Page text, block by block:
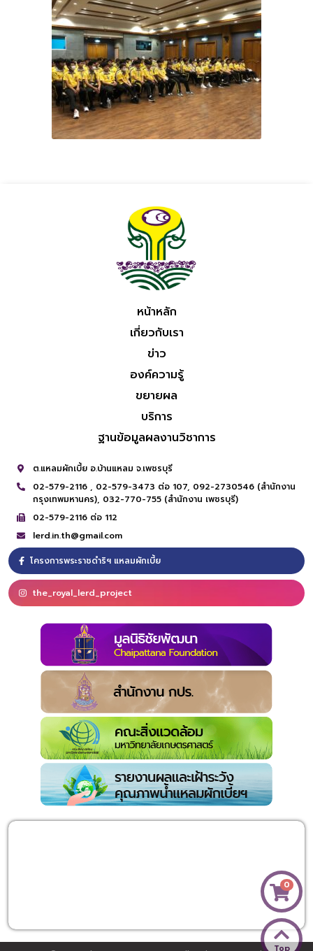
0
Top
หน้าหลัก
เกี่ยวกับเรา
ข่าว
องค์ความรู้
ขยายผล
บริการ
ฐานข้อมูลผลงานวิชาการ
ต.แหลมผักเบี้ย อ.บ้านแหลม จ.เพชรบุรี
02-579-2116 , 02-579-3473 ต่อ 107, 092-2730546 (สำนักงาน
กรุงเทพมหานคร), 032-770-755 (สำนักงาน เพชรบุรี)
02-579-2116 ต่อ 112
lerd.in.th@gmail.com
โครงการพระราชดำริฯ แหลมผักเบี้ย
the_royal_lerd_project